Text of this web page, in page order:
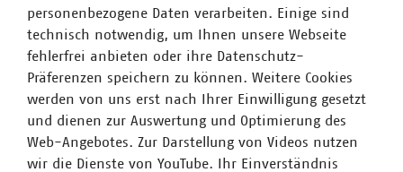
Schüttvorgänge, Abfuhrrhythmen und der
eingesammelten spezifischen Abfallmenge können die
Betriebszahlen in den Abfallfraktionen Rest-, Bio- und
Sperrabfall, Altpapier und Leichtstoffverpackungen mit
eigenen Betriebsdaten verglichen und für künftige
Planungen genutzt werden. Die Abfragen zur Abfall- und
Wertstofferfassung an Wertstoff-/Recyclinghöfen wurden
noch ausgebaut.
personenbezogene Daten verarbeiten. Einige sind
technisch notwendig, um Ihnen unsere Webseite
fehlerfrei anbieten oder ihre Datenschutz-
Präferenzen speichern zu können. Weitere Cookies
werden von uns erst nach Ihrer Einwilligung gesetzt
und dienen zur Auswertung und Optimierung des
Web-Angebotes. Zur Darstellung von Videos nutzen
wir die Dienste von YouTube. Ihr Einverständnis